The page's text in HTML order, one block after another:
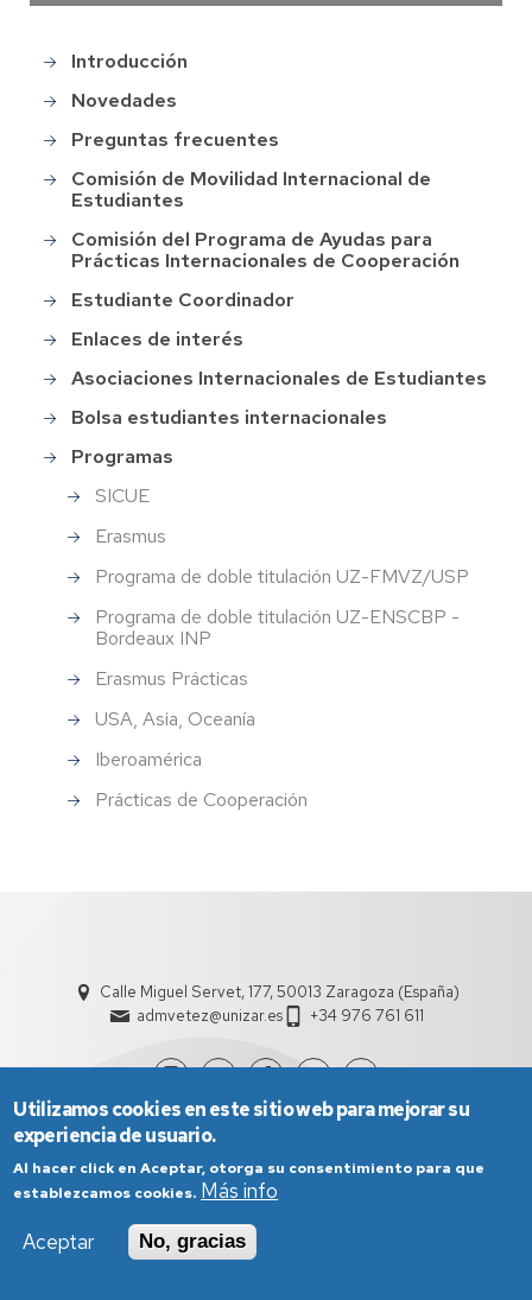
Main
menu
Introducción
Novedades
Preguntas frecuentes
Comisión de Movilidad Internacional de
Estudiantes
Comisión del Programa de Ayudas para
Prácticas Internacionales de Cooperación
Estudiante Coordinador
Enlaces de interés
Asociaciones Internacionales de Estudiantes
Bolsa estudiantes internacionales
Programas
SICUE
Erasmus
Programa de doble titulación UZ-­FMVZ/USP
Programa de doble titulación UZ-ENSCBP -
Bordeaux INP
Erasmus Prácticas
USA, Asia, Oceanía
Iberoamérica
Prácticas de Cooperación
Calle Miguel Servet, 177, 50013 Zaragoza (España)
admvetez@unizar.es
+34 976 761 611
Aviso Legal
Condiciones generales de uso
Política de Privacidad
Utilizamos cookies en este sitio web para mejorar su
experiencia de usuario.
Al hacer click en Aceptar, otorga su consentimiento para que
establezcamos cookies. Más info
Aceptar
No, gracias